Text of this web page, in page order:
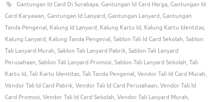
Gantungan Id Card Di Surabaya, Gantungan Id Card Harga, Gantungan Id
Card Karyawan, Gantungan Id Lanyard, Gantungan Lanyard, Gantungan
Tanda Pengenal, Kalung Id Lanyard, Kalung Kartu Id, Kalung Kartu Identitas,
Kalung Lanyard, Kalung Tanda Pengenal, Sablon Tali Id Card Sekolah, Sablon
Tali Lanyard Murah, Sablon Tali Lanyard Pabrik, Sablon Tali Lanyard
Perusahaan, Sablon Tali Lanyard Promosi, Sablon Tali Lanyard Sekolah, Tali
Kartu Id, Tali Kartu Identitas, Tali Tanda Pengenal, Vendor Tali Id Card Murah,
Vendor Tali Id Card Pabrik, Vendor Tali Id Card Perusahaan, Vendor Tali Id
Card Promosi, Vendor Tali Id Card Sekolah, Vendor Tali Lanyard Murah,